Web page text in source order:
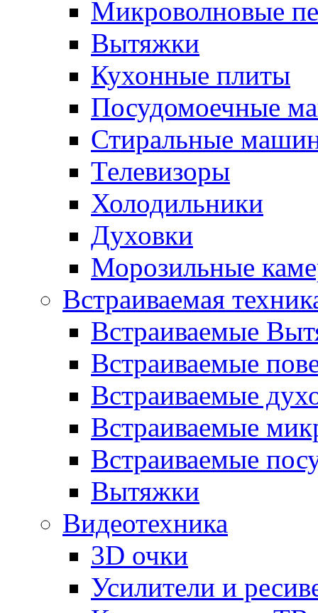
Микроволновые
Вытяжки
Кухонные плиты
Посудомоечные
Стиральные
Телевизоры
Холодильники
Духовки
Морозильные
Встраиваемая
Встраиваемые
Встраиваемые
Встраиваемые
Встраиваемые
Встраиваемые
Вытяжки
Видеотехника
3D очки
Усилители и